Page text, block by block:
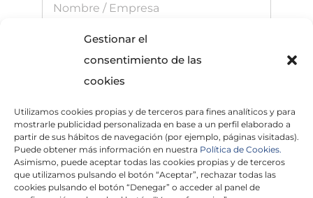
Gestionar el
consentimiento de las
cookies
Utilizamos cookies propias y de terceros para fines analíticos y para
mostrarle publicidad personalizada en base a un perfil elaborado a
partir de sus hábitos de navegación (por ejemplo, páginas visitadas).
Puede obtener más información en nuestra Política de Cookies.
Asimismo, puede aceptar todas las cookies propias y de terceros
que utilizamos pulsando el botón “Aceptar”, rechazar todas las
cookies pulsando el botón “Denegar” o acceder al panel de
He leído y acepto laPolítica de Privacidad
×